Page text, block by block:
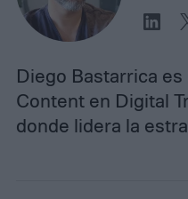
Diego Bastarrica
Content en Digital
donde lidera la